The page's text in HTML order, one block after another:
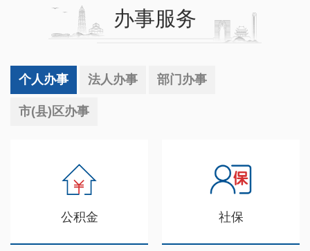
办事服务
个人办事 法人办事 部门办事
市(县)区办事
公积金 社保